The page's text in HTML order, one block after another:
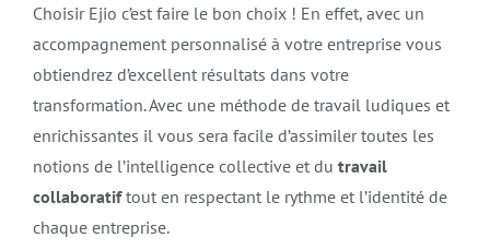
Choisir Ejio c’est faire le bon choix ! En effet, avec un
accompagnement personnalisé à votre entreprise vous
obtiendrez d’excellent résultats dans votre
transformation. Avec une méthode de travail ludiques et
enrichissantes il vous sera facile d’assimiler toutes les
notions de l’intelligence collective et du travail
collaboratiftout en respectant le rythme et l’identité de
chaque entreprise.